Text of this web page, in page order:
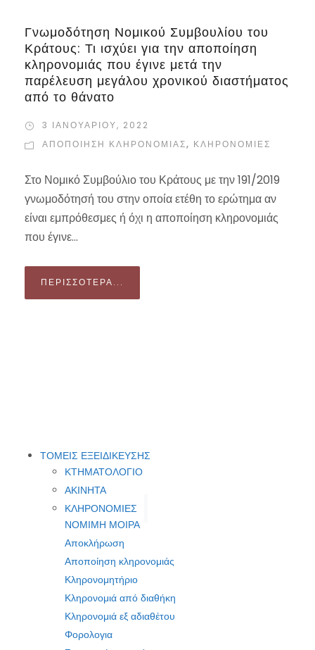
Γνωμοδότηση Νομικού Συμβουλίου του
Κράτους: Τι ισχύει για την αποποίηση
κληρονομιάς που έγινε μετά την
παρέλευση μεγάλου χρονικού διαστήματος
από το θάνατο
3 ΙΑΝΟΥΑΡΊΟΥ, 2022
ΑΠΟΠΟΊΗΣΗ ΚΛΗΡΟΝΟΜΙΆΣ, ΚΛΗΡΟΝΟΜΙΕΣ
Στο Νομικό Συμβούλιο του Κράτους με την 191/2019
γνωμοδότησή του στην οποία ετέθη το ερώτημα αν
είναι εμπρόθεσμες ή όχι η αποποίηση κληρονομιάς
που έγινε...
ΠΕΡΙΣΣΌΤΕΡΑ...
ΤΟΜΕΙΣ ΕΞΕΙΔΙΚΕΥΣΗΣ
ΚΤΗΜΑΤΟΛΟΓΙΟ
ΑΚΙΝΗΤΑ
ΚΛΗΡΟΝΟΜΙΕΣ
ΝΟΜΙΜΗ ΜΟΙΡΑ
Αποκλήρωση
Αποποίηση κληρονομιάς
Κληρονομητήριο
Κληρονομιά από διαθήκη
Κληρονομιά εξ αδιαθέτου
Φορολογια